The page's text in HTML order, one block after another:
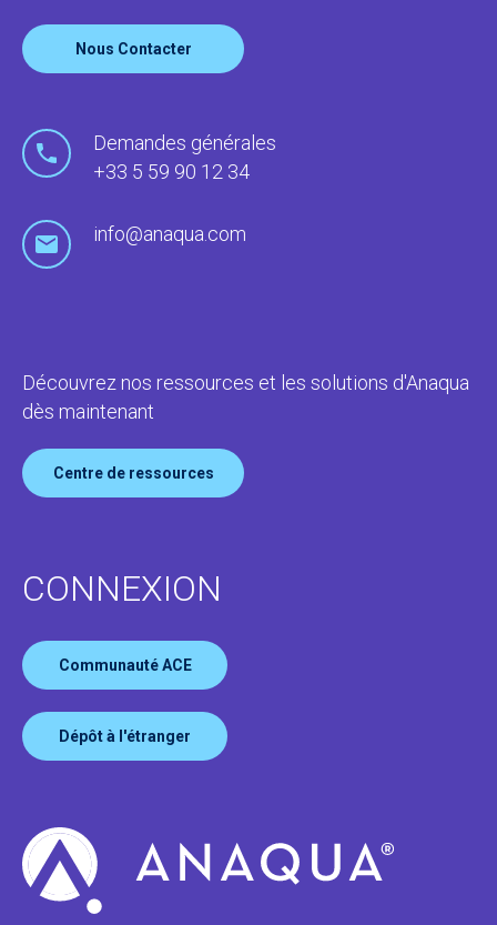
Nous Contacter
Demandes générales
+33 5 59 90 12 34
info@anaqua.com
Découvrez nos ressources et les solutions d'Anaqua
dès maintenant
Centre de ressources
CONNEXION
Communauté ACE
Dépôt à l'étranger